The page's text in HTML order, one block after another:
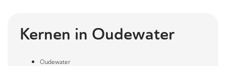
Kernen in Oudewater
Oudewater